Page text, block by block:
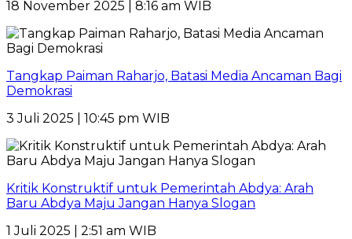
18 November 2025 | 8:16 am WIB
Tangkap Paiman Raharjo, Batasi Media Ancaman Bagi
Demokrasi
3 Juli 2025 | 10:45 pm WIB
Kritik Konstruktif untuk Pemerintah Abdya: Arah
Baru Abdya Maju Jangan Hanya Slogan
1 Juli 2025 | 2:51 am WIB